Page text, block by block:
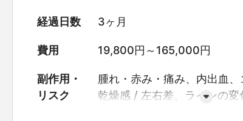
経過日数 3ヶ月
費用 19,800円～165,000円
副作用・
リスク
腫れ・赤み・痛み、内出血
乾燥感
左右差、ラインの変